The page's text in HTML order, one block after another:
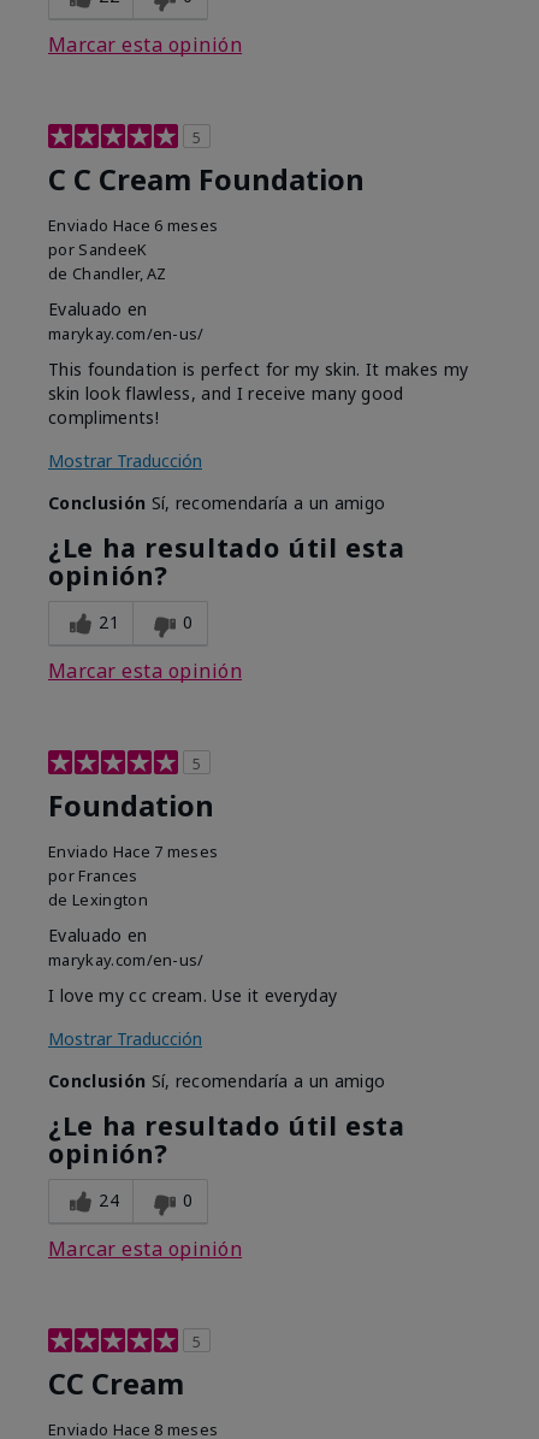
Marcar esta opinión
5
C C Cream Foundation
Enviado Hace 6 meses
por SandeeK
de Chandler, AZ
Evaluado en
marykay.com/en-us/
This foundation is perfect for my skin. It makes my
skin look flawless, and I receive many good
compliments!
Mostrar Traducción
Conclusión Sí, recomendaría a un amigo
¿Le ha resultado útil esta
opinión?
21 0
Marcar esta opinión
5
Foundation
Enviado Hace 7 meses
por Frances
de Lexington
Evaluado en
marykay.com/en-us/
I love my cc cream. Use it everyday
Mostrar Traducción
Conclusión Sí, recomendaría a un amigo
¿Le ha resultado útil esta
opinión?
24 0
Marcar esta opinión
5
CC Cream
Enviado Hace 8 meses